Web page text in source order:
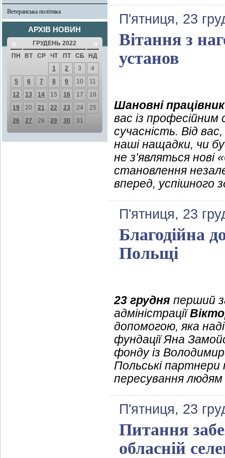
Ветеранська політика
АРХІВ НОВИН
« ГРУДЕНЬ 2022 »
ПН ВТ СР ЧТ ПТ СБ
НД
1
2 3
4
5
6 7 8 9 10
11
12
13 14 15 16 17
18
19
20 21 22 23 24
25
26
27 28 29 30 31
П'ятниця, 23
Вітання з
установ
Шановні
вас із професійним
сучасність. Від
наші нащадки, чи
не з’являться нові
становлення
вперед, успішного
П'ятниця, 23
Благодійна
Польщі
23 грудня перший
адміністрації
допомогою, яка
фундації Яна
фонду із
Польські партнери
пересування людям
П'ятниця, 23
Питання
обласній